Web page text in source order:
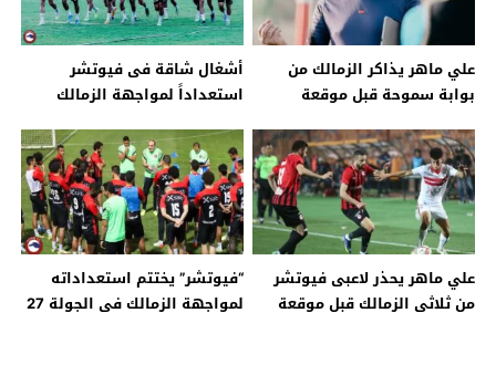
علي ماهر يذاكر الزمالك من
بوابة سموحة قبل موقعة
الخبر اليوم
أشغال شاقة فى فيوتشر
استعداداً لمواجهة الزمالك
اليوم
علي ماهر يحذر لاعبى فيوتشر
من ثلاثى الزمالك قبل موقعة
“فيوتشر” يختتم استعداداته
لمواجهة الزمالك فى الجولة 27